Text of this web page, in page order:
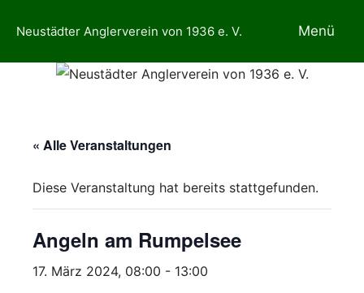
InhaltNeustädter Anglerverein von 1936 e. V. Menü
« Alle Veranstaltungen
Diese Veranstaltung hat bereits stattgefunden.
Angeln am Rumpelsee
17. März 2024, 08:00 - 13:00